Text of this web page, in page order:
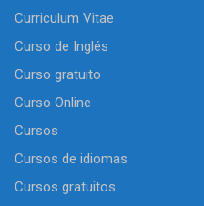
Curriculum Vitae
Curso de Inglés
Curso gratuito
Curso Online
Cursos
Cursos de idiomas
Cursos gratuitos